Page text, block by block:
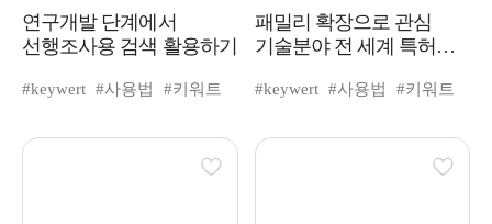
연구개발 단계에서
선행조사용 검색 활용하기
#keywert #사용법 #키워트
패밀리 확장으로 관심
기술분야 전 세계 특허
#keywert #사용법 #키워트